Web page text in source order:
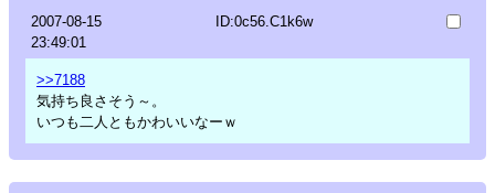
2007-08-15
23:49:01
ID:0c56.C1k6w
>>7188
気持ち良さそう～。
いつも二人ともかわいいなーｗ